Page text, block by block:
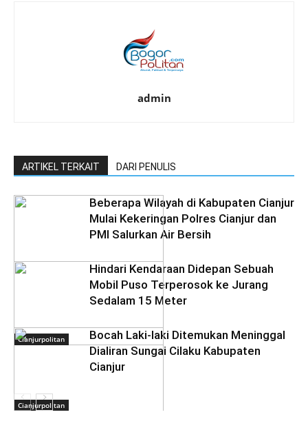
admin
ARTIKEL TERKAIT DARI PENULIS
Cianjurpolitan
Beberapa Wilayah di Kabupaten Cianjur
Mulai Kekeringan Polres Cianjur dan
PMI Salurkan Air Bersih
Cianjurpolitan
Hindari Kendaraan Didepan Sebuah
Mobil Puso Terperosok ke Jurang
Sedalam 15 Meter
Bocah Laki-laki Ditemukan Meninggal
Dialiran Sungai Cilaku Kabupaten
Cianjur